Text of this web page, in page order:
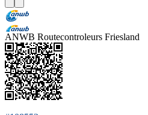
ANWB Routecontroleurs Friesland